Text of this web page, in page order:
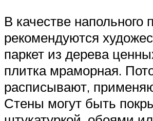
В качестве напольного
рекомендуются
паркет из дерева
плитка мраморная.
расписывают,
Стены могут быть